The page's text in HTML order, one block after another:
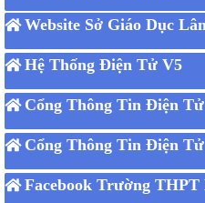
Website Sở Giáo Dục
Hệ Thống Điện Tử V5
Cổng Thông Tin Điện
Cổng Thông Tin Điện
Facebook Trường THPT